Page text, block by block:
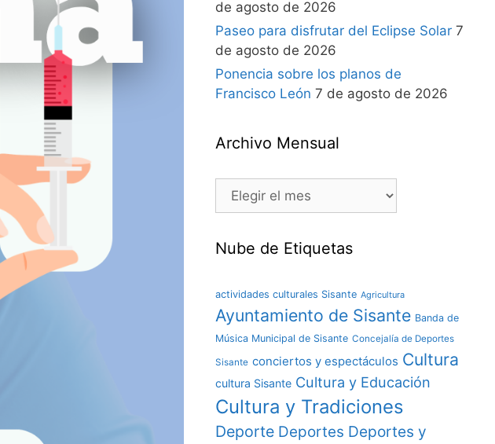
de agosto de 2026
Paseo para disfrutar del Eclipse Solar 7
de agosto de 2026
Ponencia sobre los planos de
Francisco León 7 de agosto de 2026
Archivo Mensual
Nube de Etiquetas
actividades culturales Sisante Agricultura
Ayuntamiento de Sisante Banda de
Música Municipal de Sisante Concejalía de Deportes
Sisante conciertos y espectáculos Cultura
cultura Sisante Cultura y Educación
Cultura y Tradiciones
Deporte Deportes Deportes y